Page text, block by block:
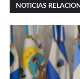
NOTICIAS